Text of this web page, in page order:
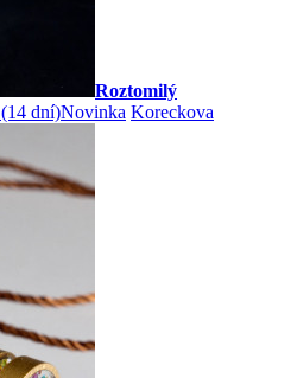
Roztomilý
(14 dní)Novinka Koreckova